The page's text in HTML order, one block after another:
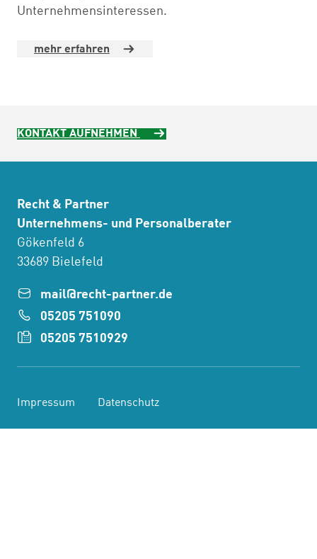
Unternehmensinteressen.
mehr erfahren
KONTAKT AUFNEHMEN
Recht & Partner
Unternehmens- und Personalberater
Gökenfeld 6
33689 Bielefeld
mail@recht-partner.de
05205 751090
05205 7510929
Impressum Datenschutz